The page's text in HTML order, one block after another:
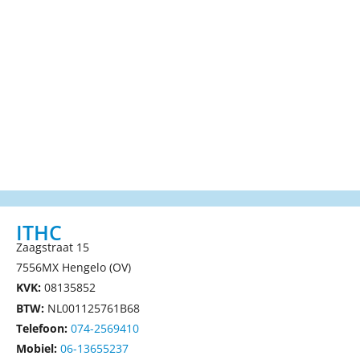
ITHC
Zaagstraat 15
7556MX Hengelo (OV)
KVK: 08135852
BTW: NL001125761B68
Telefoon: 074-2569410
Mobiel: 06-13655237